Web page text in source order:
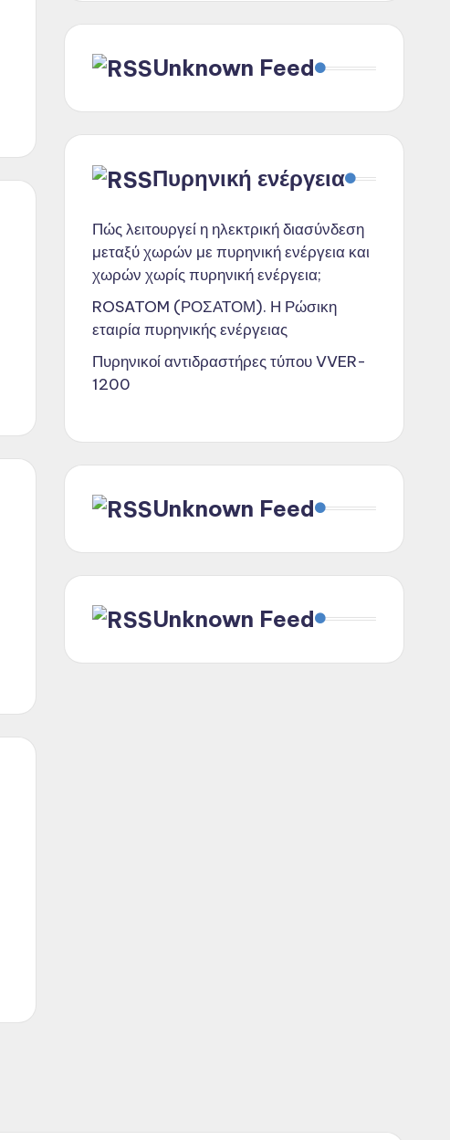
Unknown Feed
Πυρηνική ενέργεια
Πώς λειτουργεί η ηλεκτρική διασύνδεση
μεταξύ χωρών με πυρηνική ενέργεια και
χωρών χωρίς πυρηνική ενέργεια;
ROSATOM (ΡΟΣΑΤΟΜ). Η Ρώσικη
εταιρία πυρηνικής ενέργειας
Πυρηνικοί αντιδραστήρες τύπου VVER-
1200
Unknown Feed
Unknown Feed